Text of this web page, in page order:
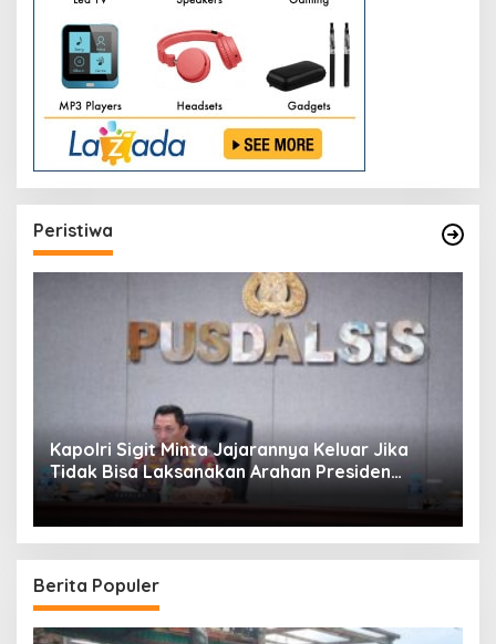
Peristiwa
Kapolri Sigit Minta Jajarannya Keluar Jika
Tidak Bisa Laksanakan Arahan Presiden
Jokowi
Berita Populer